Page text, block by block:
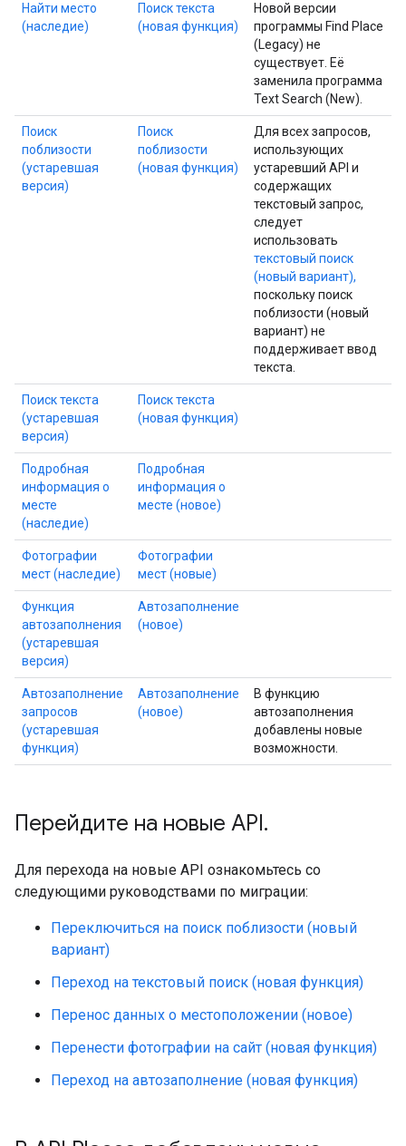
Найти место
(наследие)
Поиск текста
(новая функция)
Новой версии
программы Find Place
(Legacy) не
существует. Её
заменила программа
Text Search (New).
Поиск
поблизости
(устаревшая
версия)
Поиск
поблизости
(новая функция)
Для всех запросов,
использующих
устаревший API и
содержащих
текстовый запрос,
следует
использовать
текстовый поиск
(новый вариант),
поскольку поиск
поблизости (новый
вариант) не
поддерживает ввод
текста.
Поиск текста
(устаревшая
версия)
Поиск текста
(новая функция)
Подробная
информация о
месте
(наследие)
Подробная
информация о
месте (новое)
Фотографии
мест (наследие)
Фотографии
мест (новые)
Функция
автозаполнения
(устаревшая
версия)
Автозаполнение
(новое)
Автозаполнение
запросов
(устаревшая
функция)
Автозаполнение
(новое)
В функцию
автозаполнения
добавлены новые
возможности.
Перейдите на новые API.
Для перехода на новые API ознакомьтесь со
следующими руководствами по миграции:
Переключиться на поиск поблизости (новый
вариант)
Переход на текстовый поиск (новая функция)
Перенос данных о местоположении (новое)
Перенести фотографии на сайт (новая функция)
Переход на автозаполнение (новая функция)